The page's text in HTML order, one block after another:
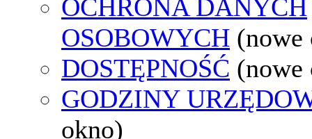
OCHRONA DANYCH
OSOBOWYCH (nowe
DOSTĘPNOŚĆ (nowe
GODZINY
okno)